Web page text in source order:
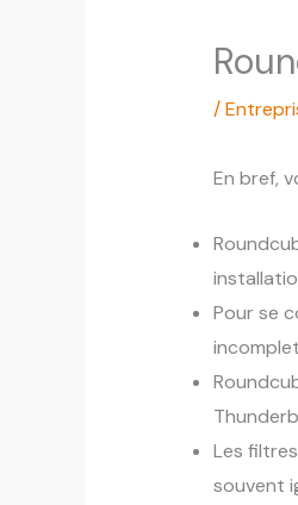
/
En bref,
Pour se
Les
souvent